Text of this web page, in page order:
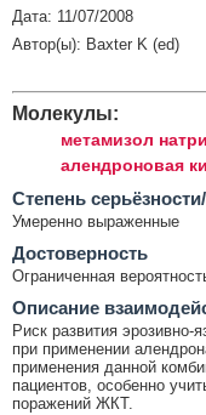
Дата: 11/07/2008
Автор(ы): Baxter K (ed)
Молекулы:
метамизол
алендроновая
Cтепень
Умеренно выраженные
Достоверность
Ограниченная
Описание
Риск развития
при применении
применения данной
пациентов, особенно
поражений ЖКТ.